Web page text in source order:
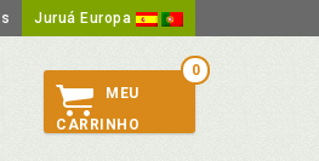
Juruá Europa
0
MEU
CARRINHO